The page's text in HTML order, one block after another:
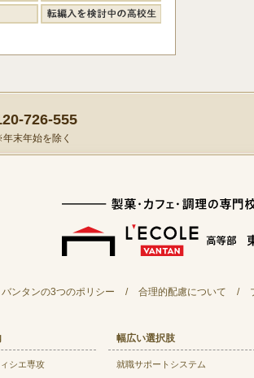
726-555
末年始を除く
バンタンの3つのポリシー / 合理的配慮について /
シエ専攻
幅広い選択肢
就職サポートシステム